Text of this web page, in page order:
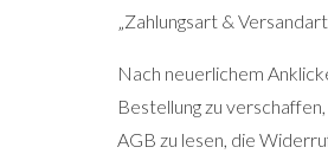
„Zahlungsart &
Nach neuerlichem
Bestellung zu
AGB zu lesen, die